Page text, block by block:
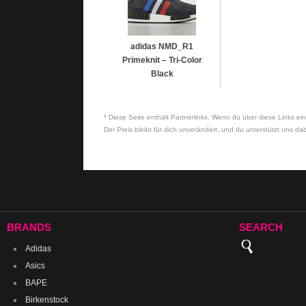
adidas NMD_R1
Primeknit – Tri-Color
Black
* Diese Seite enthält Partnerlinks. Wenn du über diese Links
Der Preis bleibt für dich unverändert, und du unterstützt uns
BRANDS
Adidas
Asics
BAPE
Birkenstock
SEARCH